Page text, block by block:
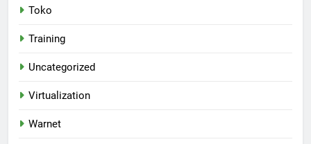
Toko
Training
Uncategorized
Virtualization
Warnet